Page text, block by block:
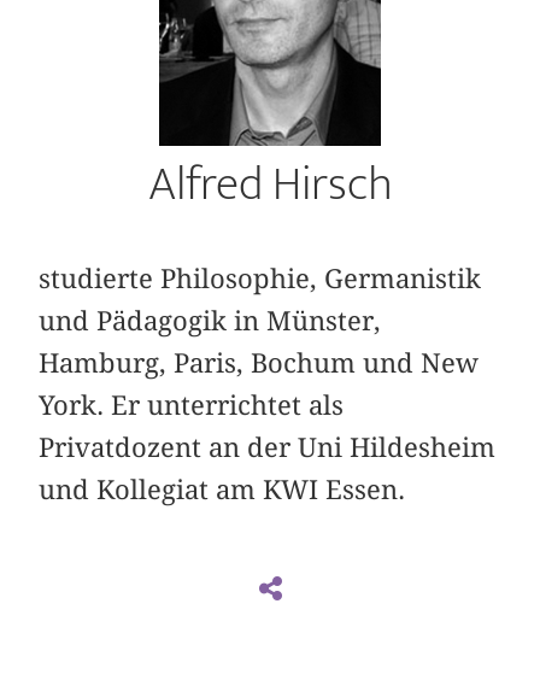
Alfred Hirsch
studierte Philosophie, Germanistik
und Pädagogik in Münster,
Hamburg, Paris, Bochum und New
York. Er unterrichtet als
Privatdozent an der Uni Hildesheim
und Kollegiat am KWI Essen.